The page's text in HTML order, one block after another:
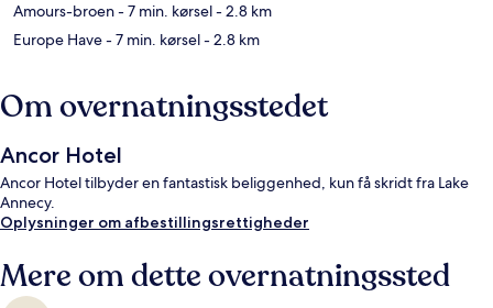
Amours-broen- 7 min. kørsel- 2.8 km
Europe Have- 7 min. kørsel- 2.8 km
Om overnatningsstedet
Ancor Hotel
Ancor Hotel tilbyder en fantastisk beliggenhed, kun få skridt fra Lake
Annecy.
Oplysninger om afbestillingsrettigheder
Mere om dette overnatningssted